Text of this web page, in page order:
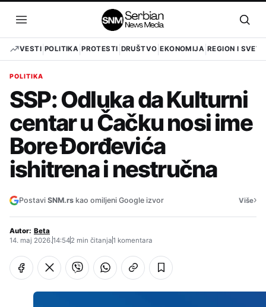
sadržaj
Otvori
meni
VESTI POLITIKA PROTESTI DRUŠTVO EKONOMIJA REGION I SVET
POLITIKA
SSP: Odluka da Kulturni
centar u Čačku nosi ime
Bore Đorđevića
ishitrena i nestručna
Postavi SNM.rs kao omiljeni Google izvor Više›
Autor: Beta
14. maj 2026.14:542 min čitanja1 komentara